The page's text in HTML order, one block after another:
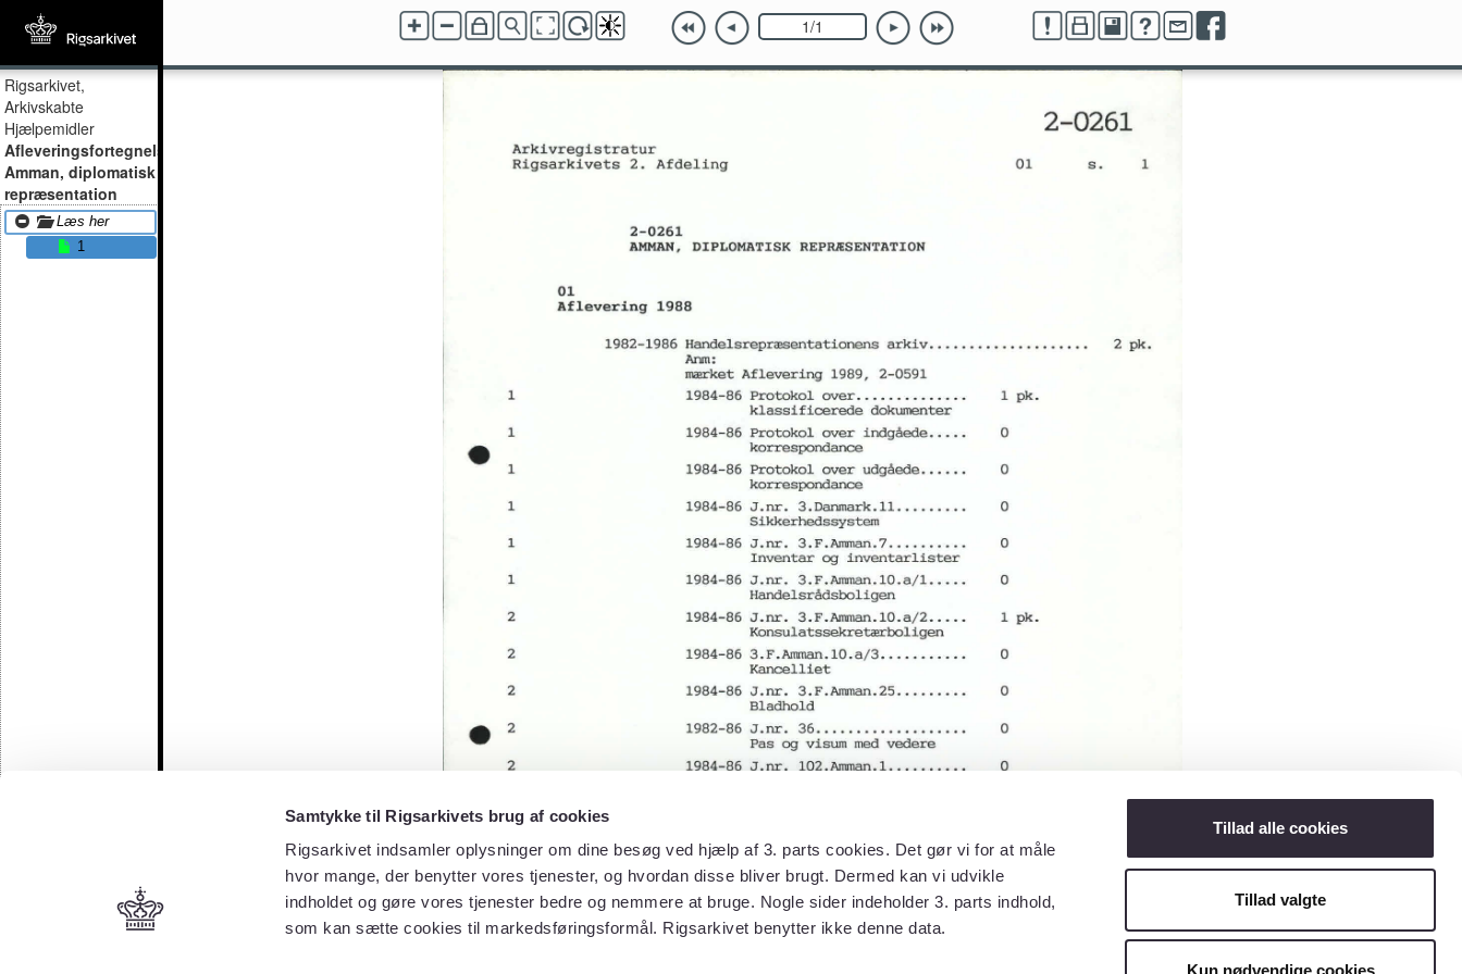
Samtykke til Rigsarkivets brug af cookies
Rigsarkivet indsamler oplysninger om dine besøg ved hjælp af 3. parts cookies. Det gør vi for at måle
hvor mange, der benytter vores tjenester, og hvordan disse bliver brugt. Dermed kan vi udvikle
indholdet og gøre vores tjenester bedre og nemmere at bruge. Nogle sider indeholder 3. parts indhold,
som kan sætte cookies til markedsføringsformål. Rigsarkivet benytter ikke denne data.
Tillad alle cookies
Tillad valgte
Kun nødvendige cookies
Rigsarkivet,
Arkivskabte
Hjælpemidler
Afleveringsfortegnelser,
Amman, diplomatisk
repræsentation
Læs her
1